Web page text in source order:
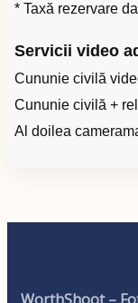
* Taxă rezervare
Servicii video
Cununie civilă
Cununie civilă +
Al doilea